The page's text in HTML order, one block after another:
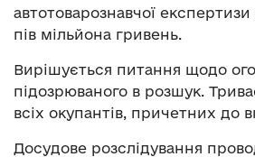
автотоварознавчої
пів мільйона гривень.
Вирішується питання щодо
підозрюваного в розшук.
всіх окупантів, причетних до
Досудове розслідування